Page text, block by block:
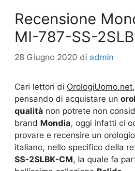
Recensione
MI-787-SS-
28 Giugno 2020 di admin
Cari lettori di OrologiUomo.net
pensando di acquistare un
qualità non potrete non
brand Mondia, oggi infatti ci
provare e recensire un
italiano, nello specifico della
SS-2SLBK-CM, la quale fa